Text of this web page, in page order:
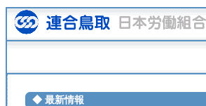
◆ 最新情報